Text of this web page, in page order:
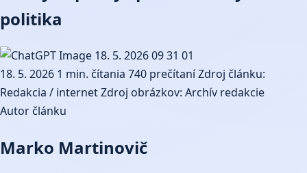
politika
18. 5. 2026 1 min. čítania 740 prečítaníZdroj článku:
Redakcia / internetZdroj obrázkov: Archív redakcie
Autor článku
Marko Martinovič